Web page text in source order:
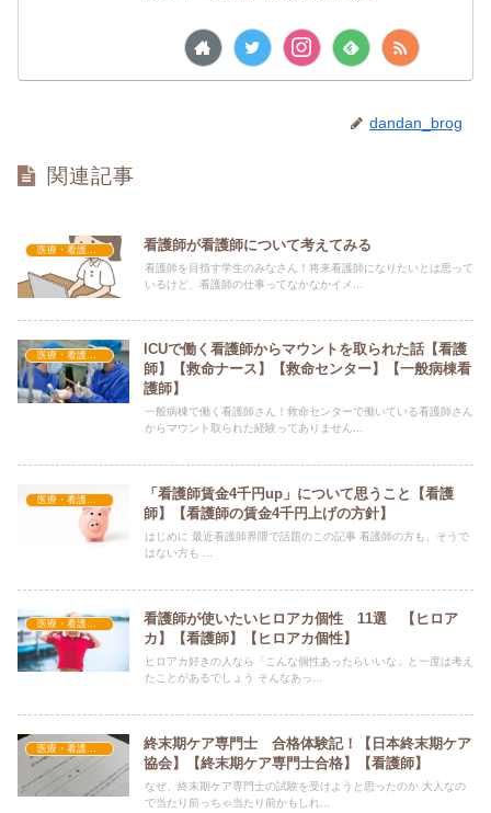
dandan_brog
関連記事
看護師が看護師について考えてみる
看護師を目指す学生のみなさん！将来看護師になりたいとは思って
いるけど、看護師の仕事ってなかなかイメ...
ICUで働く看護師からマウントを取られた話【看護
師】【救命ナース】【救命センター】【一般病棟看
護師】
一般病棟で働く看護師さん！救命センターで働いている看護師さん
からマウント取られた経験ってありません...
「看護師賃金4千円up」について思うこと【看護
師】【看護師の賃金4千円上げの方針】
はじめに 最近看護師界隈で話題のこの記事 看護師の方も、そうで
はない方も ...
医療・看護関連
看護師が使いたいヒロアカ個性 11選 【ヒロア
カ】【看護師】【ヒロアカ個性】
ヒロアカ好きの人なら「こんな個性あったらいいな」と一度は考え
たことがあるでしょう そんなあっ...
医療・看護関連
終末期ケア専門士 合格体験記！【日本終末期ケア
協会】【終末期ケア専門士合格】【看護師】
なぜ、終末期ケア専門士の試験を受けようと思ったのか 大人なの
で当たり前っちゃ当たり前かもしれ...